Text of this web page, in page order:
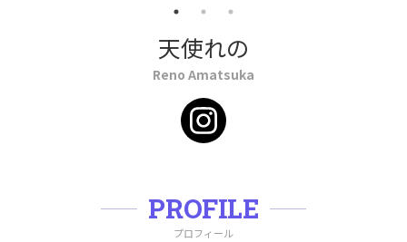
天使れの
Reno Amatsuka
PROFILE
プロフィール